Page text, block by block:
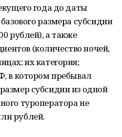
года до даты
размера субсидии
рублей), а также
(количество ночей,
их категория;
в котором пребывал
субсидии из одной
туроператора не
рублей.